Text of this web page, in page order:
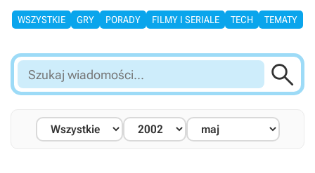
WSZYSTKIE GRY PORADY FILMY I SERIALE TECH TEMATY
Szukaj
wiadomości...
